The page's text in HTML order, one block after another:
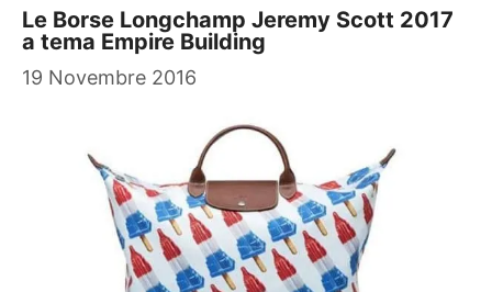
Le Borse Longchamp Jeremy Scott 2017
a tema Empire Building
19 Novembre 2016